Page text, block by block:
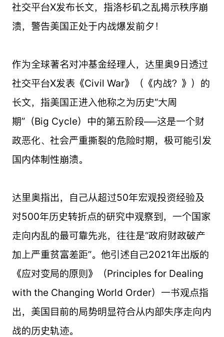
社交平台X发布长文，指洛杉矶之乱揭示秩序崩
溃，警告美国正处于内战爆发前夕！
作为全球著名对冲基金经理人，达里奥9日透过
社交平台X发表《Civil War》（《内战？》）的
长文，指美国正进入他称之为历史“大周
期”（Big Cycle）中的第五阶段──这是一个财
政恶化、社会严重撕裂的危险时期，极可能引发
国内体制性崩溃。
达里奥指出，自己从超过50年宏观投资经验及
对500年历史转折点的研究中观察到，一个国家
走向内乱的最可靠先兆，往往是“政府财政破产
加上严重贫富差距”。他引述自己2021年出版的
《应对变局的原则》（Principles for Dealing
with the Changing World Order）一书观点指
出，美国目前的局势明显符合从内部失序走向内
战的历史轨迹。